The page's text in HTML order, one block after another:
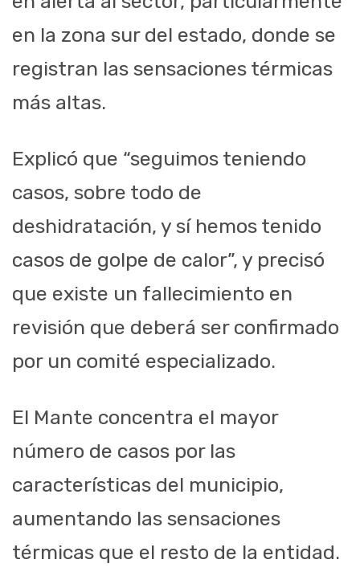
en la zona sur del estado, donde se
registran las sensaciones térmicas
más altas.
Explicó que “seguimos teniendo
casos, sobre todo de
deshidratación, y sí hemos tenido
casos de golpe de calor”, y precisó
que existe un fallecimiento en
revisión que deberá ser confirmado
por un comité especializado.
El Mante concentra el mayor
número de casos por las
características del municipio,
aumentando las sensaciones
térmicas que el resto de la entidad.